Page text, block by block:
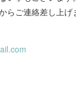
らご連絡差し上げ